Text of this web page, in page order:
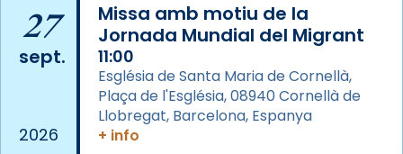
que les santes són filles de l’antiga Iluro.
Mataró en reivindicarà les relíq
...Ver más
View on Facebook · Share
27
sept.
2026
Missa amb motiu de la
Jornada Mundial del Migrant
11:00
Església de Santa Maria de Cornellà,
Plaça de l'Església, 08940 Cornellà de
Llobregat, Barcelona, Espanya
+ info